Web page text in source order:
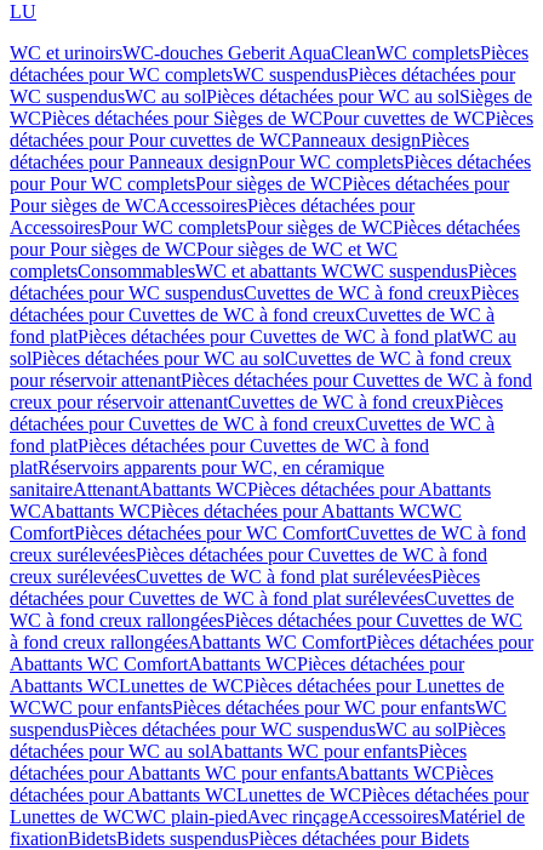
LU
WC et urinoirsWC-douches Geberit AquaCleanWC completsPièces
détachées pour WC completsWC suspendusPièces détachées pour
WC suspendusWC au solPièces détachées pour WC au solSièges de
WCPièces détachées pour Sièges de WCPour cuvettes de WCPièces
détachées pour Pour cuvettes de WCPanneaux designPièces
détachées pour Panneaux designPour WC completsPièces détachées
pour Pour WC completsPour sièges de WCPièces détachées pour
Pour sièges de WCAccessoiresPièces détachées pour
AccessoiresPour WC completsPour sièges de WCPièces détachées
pour Pour sièges de WCPour sièges de WC et WC
completsConsommablesWC et abattants WCWC suspendusPièces
détachées pour WC suspendusCuvettes de WC à fond creuxPièces
détachées pour Cuvettes de WC à fond creuxCuvettes de WC à
fond platPièces détachées pour Cuvettes de WC à fond platWC au
solPièces détachées pour WC au solCuvettes de WC à fond creux
pour réservoir attenantPièces détachées pour Cuvettes de WC à fond
creux pour réservoir attenantCuvettes de WC à fond creuxPièces
détachées pour Cuvettes de WC à fond creuxCuvettes de WC à
fond platPièces détachées pour Cuvettes de WC à fond
platRéservoirs apparents pour WC, en céramique
sanitaireAttenantAbattants WCPièces détachées pour Abattants
WCAbattants WCPièces détachées pour Abattants WCWC
ComfortPièces détachées pour WC ComfortCuvettes de WC à fond
creux surélevéesPièces détachées pour Cuvettes de WC à fond
creux surélevéesCuvettes de WC à fond plat surélevéesPièces
détachées pour Cuvettes de WC à fond plat surélevéesCuvettes de
WC à fond creux rallongéesPièces détachées pour Cuvettes de WC
à fond creux rallongéesAbattants WC ComfortPièces détachées pour
Abattants WC ComfortAbattants WCPièces détachées pour
Abattants WCLunettes de WCPièces détachées pour Lunettes de
WCWC pour enfantsPièces détachées pour WC pour enfantsWC
suspendusPièces détachées pour WC suspendusWC au solPièces
détachées pour WC au solAbattants WC pour enfantsPièces
détachées pour Abattants WC pour enfantsAbattants WCPièces
détachées pour Abattants WCLunettes de WCPièces détachées pour
Lunettes de WCWC plain-piedAvec rinçageAccessoiresMatériel de
fixationBidetsBidets suspendusPièces détachées pour Bidets